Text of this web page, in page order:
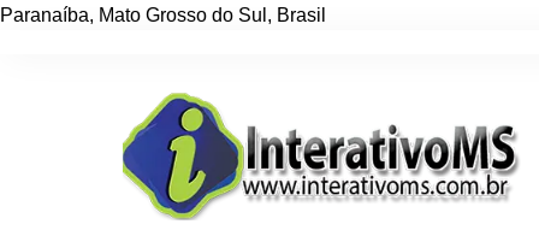
Paranaíba, Mato Grosso do Sul , Brasil